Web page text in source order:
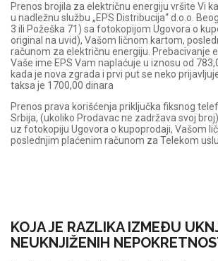
Prenos brojila za električnu energiju vršite Vi
u nadležnu službu „EPS Distribucija“ d.o.o.
3 ili Požeška 71) sa fotokopijom Ugovora o
original na uvid), Vašom ličnom kartom,
računom za električnu energiju. Prebacivanje
Vaše ime EPS Vam naplaćuje u iznosu od
kada je nova zgrada i prvi put se neko
taksa je 1700,00 dinara
Prenos prava korišćenja priključka fiksnog
Srbija, (ukoliko Prodavac ne zadržava svoj
uz fotokopiju Ugovora o kupoprodaji, Vašom
poslednjim plaćenim računom za Telekom
KOJA JE RAZLIKA IZMEÐU
NEUKNJIŽENIH